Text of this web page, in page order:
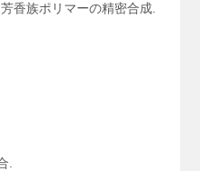
香族ポリマーの精密合成.
.